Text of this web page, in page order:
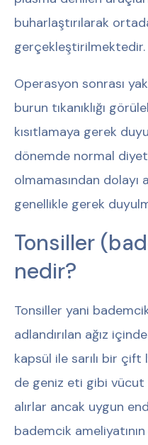
buharlaştırılarak
gerçekleştirilmektedir.
Operasyon sonrası
burun tıkanıklığı
kısıtlamaya gerek
dönemde normal
olmamasından dolayı
genellikle gerek
Tonsiller
nedir?
Tonsiller yani
adlandırılan ağız
kapsül ile sarılı bir
de geniz eti gibi vücut
alırlar ancak uygun
bademcik